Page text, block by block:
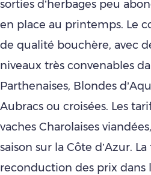
sorties d’herbages peu
en place au printemps. Le
de qualité bouchère, avec
niveaux très convenables
Parthenaises, Blondes
Aubracs ou croisées. Les
vaches Charolaises
saison sur la Côte d’Azur.
reconduction des prix dans